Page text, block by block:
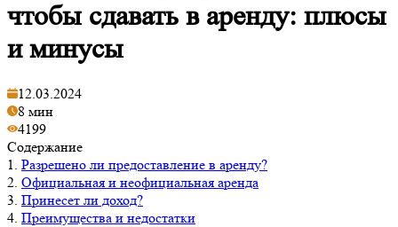
чтобы сдавать в аренду: плюсы
и минусы
12.03.2024
8 мин
4199
Содержание
1. Разрешено ли предоставление в аренду?
2. Официальная и неофициальная аренда
3. Принесет ли доход?
4. Преимущества и недостатки